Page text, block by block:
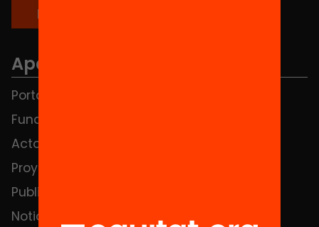
Apartados
Portada
Fundación
Actos
Proyectos
Publicaciones y vídeos
Noticias